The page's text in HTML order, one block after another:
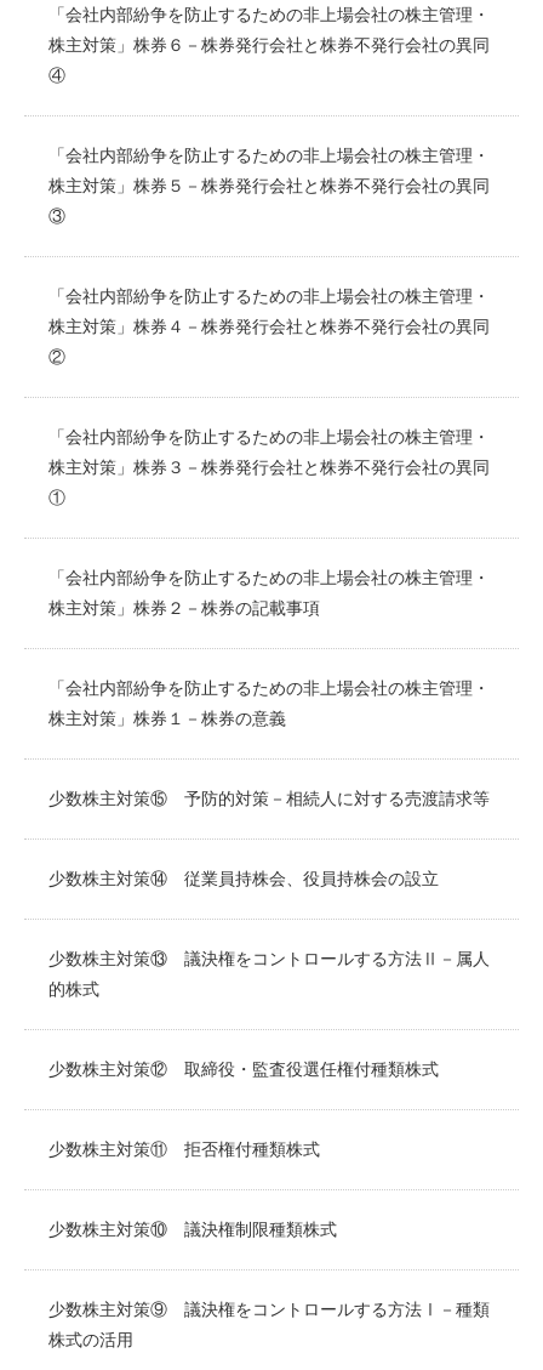
「会社内部紛争を防止するための非上場会社の株主管理・
株主対策」株券６－株券発行会社と株券不発行会社の異同
④
「会社内部紛争を防止するための非上場会社の株主管理・
株主対策」株券５－株券発行会社と株券不発行会社の異同
③
「会社内部紛争を防止するための非上場会社の株主管理・
株主対策」株券４－株券発行会社と株券不発行会社の異同
②
「会社内部紛争を防止するための非上場会社の株主管理・
株主対策」株券３－株券発行会社と株券不発行会社の異同
①
「会社内部紛争を防止するための非上場会社の株主管理・
株主対策」株券２－株券の記載事項
「会社内部紛争を防止するための非上場会社の株主管理・
株主対策」株券１－株券の意義
少数株主対策⑮ 予防的対策－相続人に対する売渡請求等
少数株主対策⑭ 従業員持株会、役員持株会の設立
少数株主対策⑬ 議決権をコントロールする方法Ⅱ－属人
的株式
少数株主対策⑫ 取締役・監査役選任権付種類株式
少数株主対策⑪ 拒否権付種類株式
少数株主対策⑩ 議決権制限種類株式
少数株主対策⑨ 議決権をコントロールする方法Ⅰ－種類
株式の活用